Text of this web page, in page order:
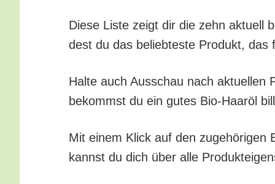
Die­se Lis­te zeigt dir die zehn aktu­ell
dest du das belieb­tes­te Pro­dukt,
Hal­te auch Aus­schau nach aktu­el­len
bekommst du ein gutes Bio-Haar­öl
Mit einem Klick auf den zuge­hö­ri­gen
kannst du dich über alle